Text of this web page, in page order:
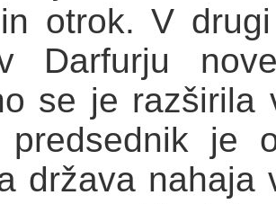
otrok. V
Darfurju
se je razširila
predsednik je
država nahaja